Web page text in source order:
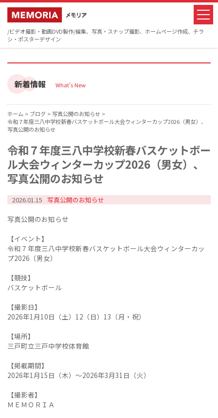
/ビデオ撮影・動画DVD製作/編集、写真・スナップ撮影、ホームページ作成、チラ
シ・ポスターデザイン
新着情報 What's New
ホーム > ブログ > 写真公開のお知らせ >
令和７年度三八中学校新春バスケットボール大会ウィンターカップ2026（男女）、
写真公開のお知らせ
令和７年度三八中学校新春バスケットボー
ル大会ウィンターカップ2026（男女）、
写真公開のお知らせ
2026.01.15 写真公開のお知らせ
写真公開のお知らせ
【イベント】
令和７年度三八中学校新春バスケットボール大会ウィンターカッ
プ2026（男女）
【競技】
バスケットボール
【撮影日】
2026年1月10日（土）12（日）13（月・祝）
【場所】
三戸町立三戸中学校体育館
【掲載期間】
2026年1月15日（木）～2026年3月31日（火）
【撮影者】
ＭＥＭＯＲＩＡ